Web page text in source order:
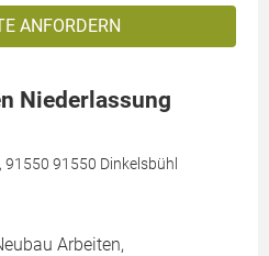
ANFORDERN
Niederlassung
91550 Dinkelsbühl
Arbeiten,